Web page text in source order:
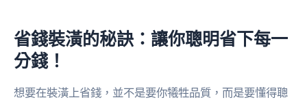
省錢裝潢的秘訣：讓你聰明省下每一
分錢！
想要在裝潢上省錢，並不是要你犧牲品質，而是要懂得聰